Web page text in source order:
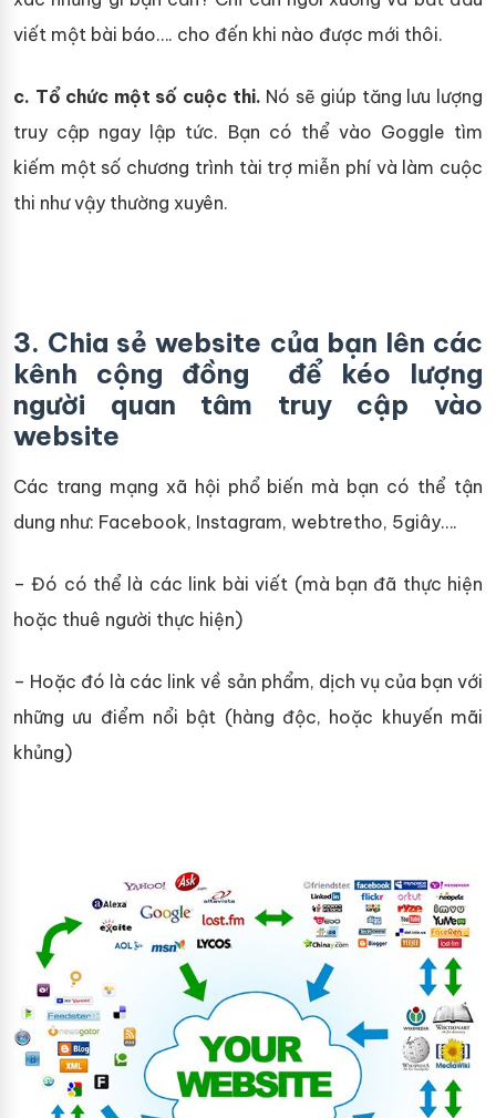
viết một bài báo…. cho đến khi nào được mới thôi.
c. Tổ chức một số cuộc thi. Nó sẽ giúp tăng lưu lượng
truy cập ngay lập tức. Bạn có thể vào Goggle tìm
kiếm một số chương trình tài trợ miễn phí và làm cuộc
thi như vậy thường xuyên.
3. Chia sẻ website của bạn lên các
kênh cộng đồng để kéo lượng
người quan tâm truy cập vào
website
Các trang mạng xã hội phổ biến mà bạn có thể tận
dung như: Facebook, Instagram, webtretho, 5giây….
– Đó có thể là các link bài viết (mà bạn đã thực hiện
hoặc thuê người thực hiện)
– Hoặc đó là các link về sản phẩm, dịch vụ của bạn với
những ưu điểm nổi bật (hàng độc, hoặc khuyến mãi
khủng)